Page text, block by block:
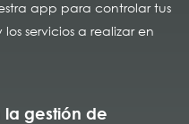
app para controlar tus
servicios a realizar en
la gestión de